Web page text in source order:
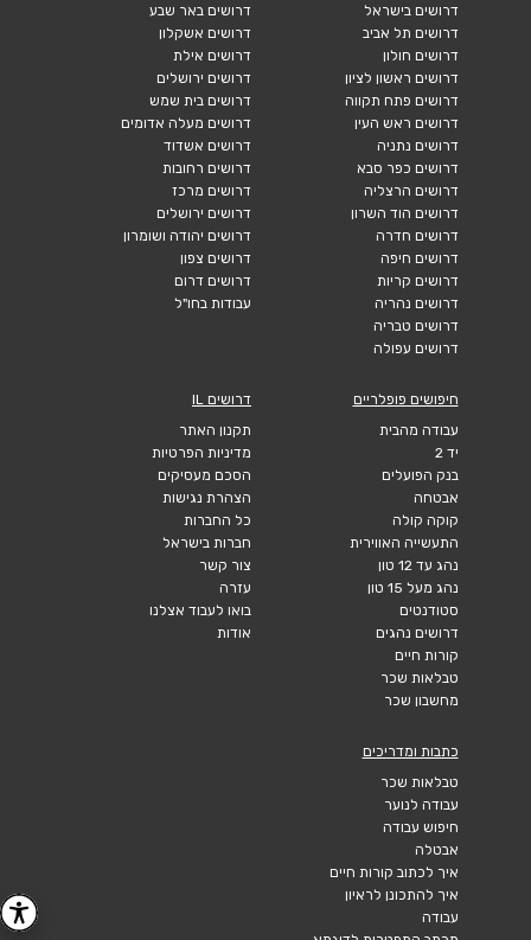
דרושים בישראל
דרושים תל אביב
דרושים חולון
דרושים ראשון לציון
דרושים פתח תקווה
דרושים ראש העין
דרושים נתניה
דרושים כפר סבא
דרושים הרצליה
דרושים הוד השרון
דרושים חדרה
דרושים חיפה
דרושים קריות
דרושים נהריה
דרושים טבריה
דרושים עפולה
דרושים באר שבע
דרושים אשקלון
דרושים אילת
דרושים ירושלים
דרושים בית שמש
דרושים מעלה אדומים
דרושים אשדוד
דרושים רחובות
דרושים מרכז
דרושים ירושלים
דרושים יהודה ושומרון
דרושים צפון
דרושים דרום
עבודות בחו"ל
חיפושים פופלריים
עבודה מהבית
יד 2
בנק הפועלים
אבטחה
קוקה קולה
התעשייה האווירית
נהג עד 12 טון
נהג מעל 15 טון
סטודנטים
דרושים נהגים
קורות חיים
טבלאות שכר
מחשבון שכר
דרושים IL
תקנון האתר
מדיניות הפרטיות
הסכם מעסיקים
הצהרת נגישות
כל החברות
חברות בישראל
צור קשר
עזרה
בואו לעבוד אצלנו
אודות
כתבות ומדריכים
טבלאות שכר
עבודה לנוער
חיפוש עבודה
אבטלה
איך לכתוב קורות חיים
איך להתכונן לראיון
עבודה